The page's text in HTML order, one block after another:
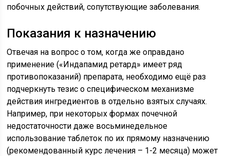
побочных действий, сопутствующие заболевания.
Показания к назначению
Отвечая на вопрос о том, когда же оправдано
применение («Индапамид ретард» имеет ряд
противопоказаний) препарата, необходимо ещё раз
подчеркнуть тезис о специфическом механизме
действия ингредиентов в отдельно взятых случаях.
Например, при некоторых формах почечной
недостаточности даже восьминедельное
использование таблеток по их прямому назначению
(рекомендованный курс лечения – 1-2 месяца) может